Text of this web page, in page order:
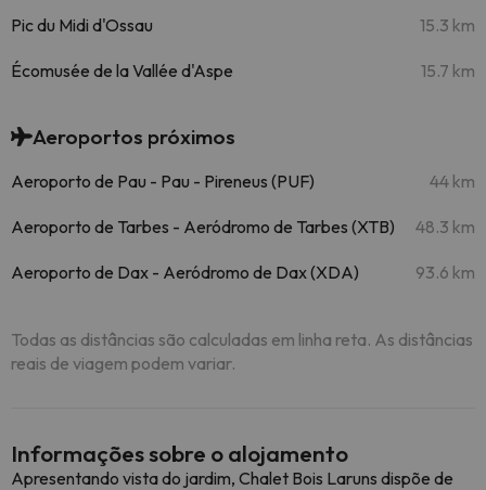
Pic du Midi d'Ossau 15.3 km
Écomusée de la Vallée d'Aspe 15.7 km
Aeroportos próximos
Aeroporto de Pau - Pau - Pireneus (PUF) 44 km
Aeroporto de Tarbes - Aeródromo de Tarbes (XTB) 48.3 km
Aeroporto de Dax - Aeródromo de Dax (XDA) 93.6 km
Todas as distâncias são calculadas em linha reta. As distâncias
reais de viagem podem variar.
Informações sobre o alojamento
Apresentando vista do jardim, Chalet Bois Laruns dispõe de